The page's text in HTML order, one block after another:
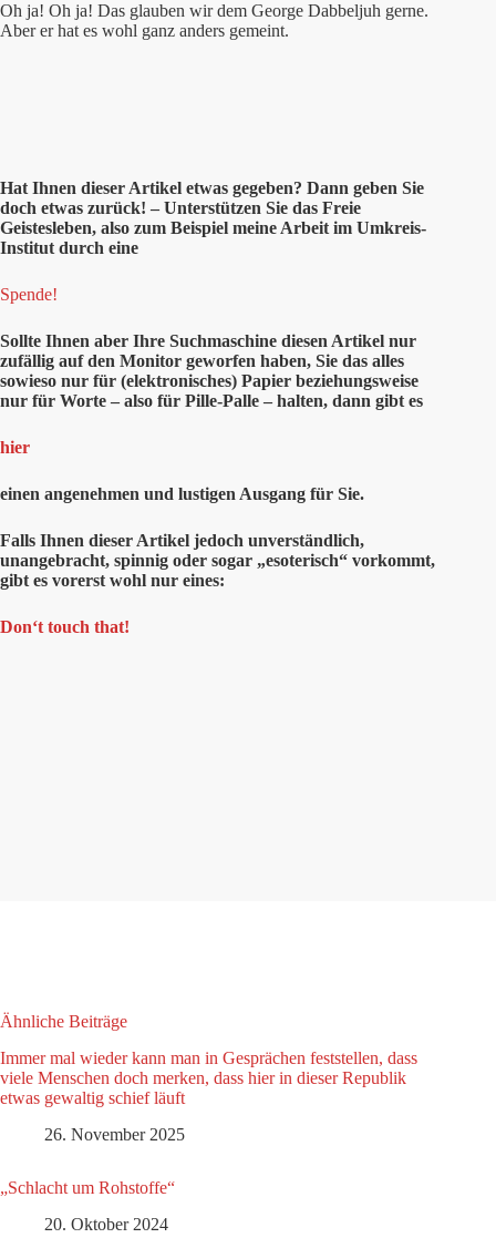
Oh ja! Oh ja! Das glauben wir dem George Dabbeljuh gerne.
Aber er hat es wohl ganz anders gemeint.
Hat Ihnen dieser Artikel etwas gegeben? Dann geben Sie
doch etwas zurück! – Unterstützen Sie das Freie
Geistesleben, also zum Beispiel meine Arbeit im Umkreis-
Institut durch eine
Spende!
Sollte Ihnen aber Ihre Suchmaschine diesen Artikel nur
zufällig auf den Monitor geworfen haben, Sie das alles
sowieso nur für (elektronisches) Papier beziehungsweise
nur für Worte – also für Pille-Palle – halten, dann gibt es
hier
einen angenehmen und lustigen Ausgang für Sie.
Falls Ihnen dieser Artikel jedoch unverständlich,
unangebracht, spinnig oder sogar „esoterisch“ vorkommt,
gibt es vorerst wohl nur eines:
Don‘t touch that!
Ähnliche Beiträge
Immer mal wieder kann man in Gesprächen feststellen, dass
viele Menschen doch merken, dass hier in dieser Republik
etwas gewaltig schief läuft
26. November 2025
„Schlacht um Rohstoffe“
20. Oktober 2024